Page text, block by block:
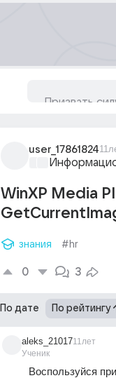
user_17861824
WinXP Media
знания #hr
0 3
По дате По рейтингу
aleks_21017
Ученик
11лет
Воспользуйся